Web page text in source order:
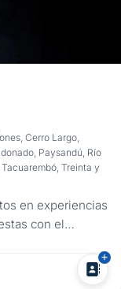
Cerro Largo,
Paysandú, Río
Treinta y
en experiencias
con el
memorable.
Harry